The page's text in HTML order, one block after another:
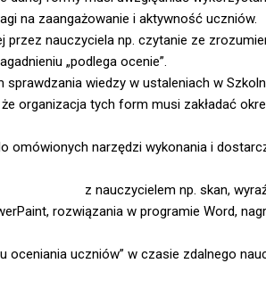
na zaangażowanie i aktywność uczniów.
nauczyciela np. czytanie ze
„podlega ocenie”.
wiedzy w ustaleniach w
organizacja tych form musi zakładać
tej
narzędzi wykonania i
z nauczycielem np. skan,
rozwiązania w programie Word,
oceniania uczniów” w czasie zdalnego